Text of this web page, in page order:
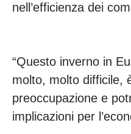
nell’efficienza dei
“Questo inverno in
molto, molto difficile,
preoccupazione e
implicazioni per